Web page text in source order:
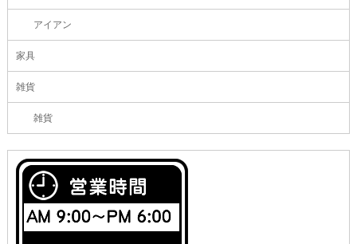
アイアン
家具
雑貨
雑貨